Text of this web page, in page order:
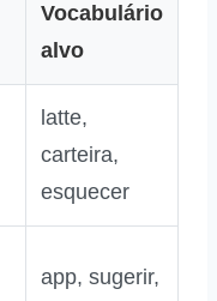
Vocabulário
alvo
latte,
carteira,
esquecer
app, sugerir,